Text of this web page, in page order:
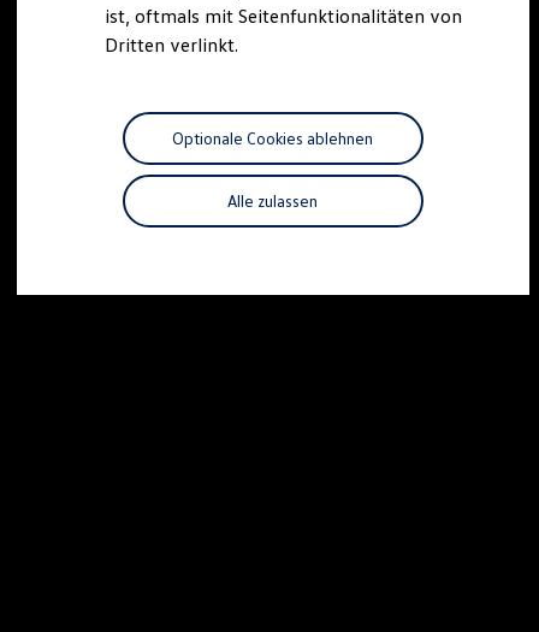
Software Updates
Service und Ersatzteile
Motorenöl und Flüssigkeiten
Räder und Reifen
Pannen- und Unfallhilfe
Economy Service
Volkswagen Teile
Zubehör
ist, oftmals mit Seitenfunktionalitäten von
Dritten verlinkt.
Alle zulassen
Optionale Cookies ablehnen